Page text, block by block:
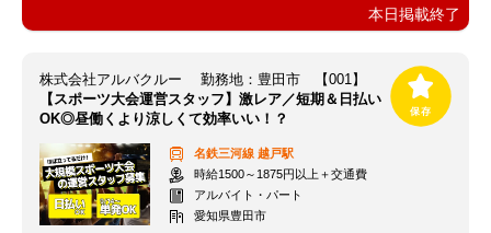
本日掲載終了
株式会社アルバクルー 勤務地：豊田市 【001】
【スポーツ大会運営スタッフ】激レア／短期＆日払い
OK◎昼働くより涼しくて効率いい！？
名鉄三河線 越戸駅
時給1500～1875円以上＋交通費
アルバイト・パート
愛知県豊田市